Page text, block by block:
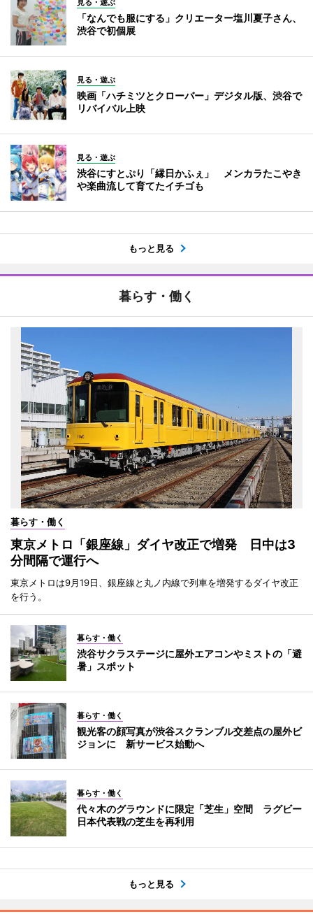
「なんでも服にする」クリエーター塩川夏子さん、
渋谷で初個展
見る・遊ぶ
映画「ハチミツとクローバー」デジタル版、渋谷で
リバイバル上映
見る・遊ぶ
渋谷にすとぷり「縁日かふぇ」 メンカラたこやき
や楽曲流して育てたイチゴも
もっと見る
暮らす・働く
暮らす・働く
東京メトロ「銀座線」ダイヤ改正で増発 日中は3
分間隔で運行へ
東京メトロは9月19日、銀座線と丸ノ内線で列車を増発するダイヤ改正
を行う。
暮らす・働く
渋谷サクラステージに屋外エアコンやミストの「避
暑」スポット
暮らす・働く
観光客の顔写真が渋谷スクランブル交差点の屋外ビ
ジョンに 新サービス始動へ
暮らす・働く
代々木のグラウンドに限定「芝生」空間 ラグビー
日本代表戦の芝生を再利用
もっと見る